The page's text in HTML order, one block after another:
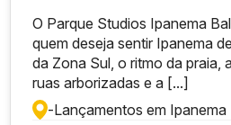
O Parque Studios Ipanema
quem deseja sentir Ipanema
da Zona Sul, o ritmo da praia,
ruas arborizadas e a [...]
-Lançamentos em Ipanema